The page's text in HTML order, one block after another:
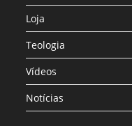
Loja
Teologia
Vídeos
Notícias